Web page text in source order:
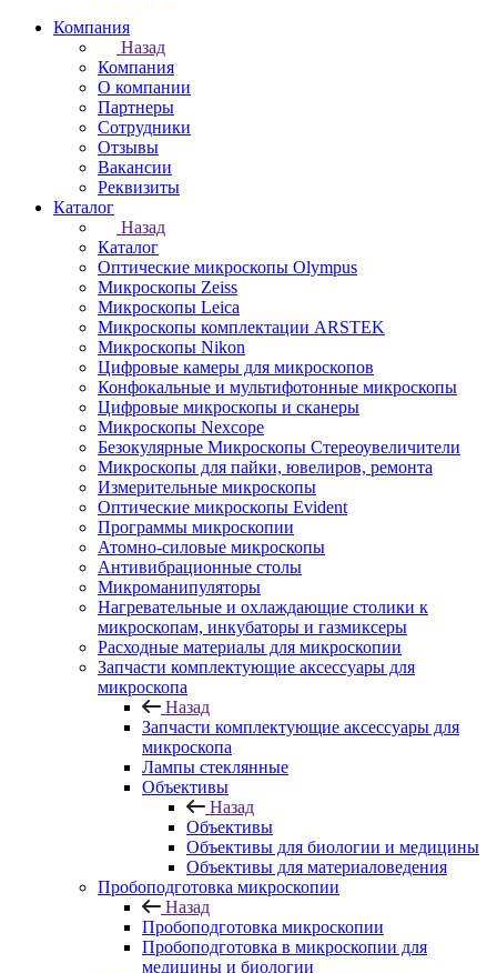
Компания
Назад
Компания
О компании
Партнеры
Сотрудники
Отзывы
Вакансии
Реквизиты
Каталог
Назад
Каталог
Оптические микроскопы Olympus
Микроскопы Zeiss
Микроскопы Leica
Микроскопы комплектации ARSTEK
Микроскопы Nikon
Цифровые камеры для микроскопов
Конфокальные и мультифотонные микроскопы
Цифровые микроскопы и сканеры
Микроскопы Nexcope
Безокулярные Микроскопы Стереоувеличители
Микроскопы для пайки, ювелиров, ремонта
Измерительные микроскопы
Оптические микроскопы Evident
Программы микроскопии
Атомно-силовые микроскопы
Антивибрационные столы
Микроманипуляторы
Нагревательные и охлаждающие столики к
микроскопам, инкубаторы и газмиксеры
Расходные материалы для микроскопии
Запчасти комплектующие аксессуары для
микроскопа
Назад
Запчасти комплектующие аксессуары для
микроскопа
Лампы стеклянные
Объективы
Назад
Объективы
Объективы для биологии и медицины
Объективы для материаловедения
Пробоподготовка микроскопии
Назад
Пробоподготовка микроскопии
Пробоподготовка в микроскопии для
медицины и биологии